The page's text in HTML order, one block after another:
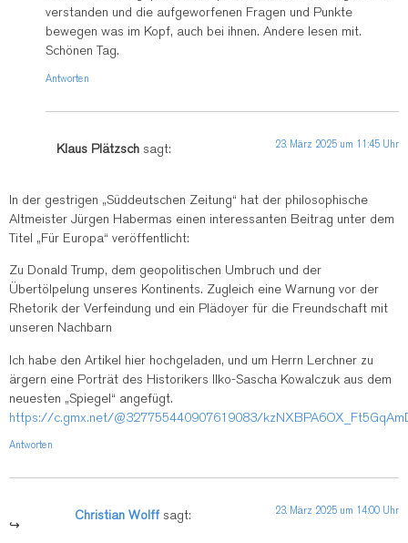
verstanden und die aufgeworfenen Fragen und Punkte
bewegen was im Kopf, auch bei ihnen. Andere lesen mit.
Schönen Tag.
Antworten
Klaus Plätzsch sagt: 23. März 2025 um 11:45 Uhr
In der gestrigen „Süddeutschen Zeitung“ hat der philosophische
Altmeister Jürgen Habermas einen interessanten Beitrag unter dem
Titel „Für Europa“ veröffentlicht:
Zu Donald Trump, dem geopolitischen Umbruch und der
Übertölpelung unseres Kontinents. Zugleich eine Warnung vor der
Rhetorik der Verfeindung und ein Plädoyer für die Freundschaft mit
unseren Nachbarn
Ich habe den Artikel hier hochgeladen, und um Herrn Lerchner zu
ärgern eine Porträt des Historikers Ilko-Sascha Kowalczuk aus dem
neuesten „Spiegel“ angefügt.
https://c.gmx.net/@327755440907619083/
Antworten
Christian Wolff sagt: 23. März 2025 um 14:00 Uhr